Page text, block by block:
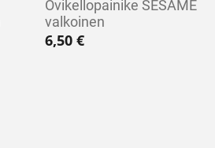
Ovikellopainike SESAME
valkoinen
6,50€